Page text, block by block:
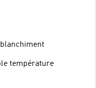
température